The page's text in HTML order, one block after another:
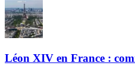
Léon XIV en France :